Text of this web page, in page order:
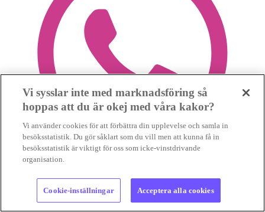
Vi sysslar inte med marknadsföring så
hoppas att du är okej med våra kakor?
Vi använder cookies för att förbättra din upplevelse och samla in
besöksstatistik. Du gör såklart som du vill men att kunna få in
besöksstatistik är viktigt för oss som icke-vinstdrivande
organisation.
Cookie-inställningar Acceptera alla cookies